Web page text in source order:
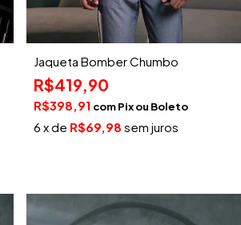
Jaqueta Bomber Chumbo
R$419,90
R$398,91 comPix
6 x de R$69,98 sem juros